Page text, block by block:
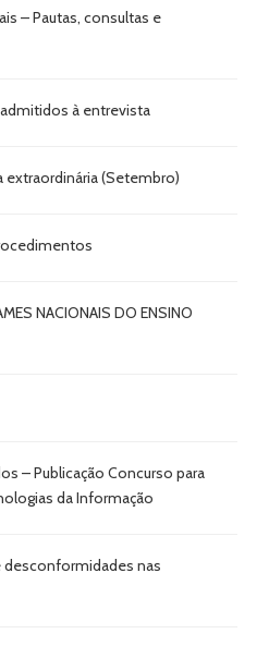
– Pautas, consultas e
à entrevista
extraordinária (Setembro)
NACIONAIS DO ENSINO
– Publicação Concurso para
da Informação
nas